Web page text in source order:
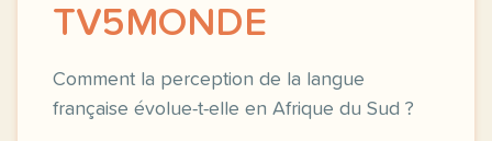
TV5MONDE
Comment la perception de la langue
française évolue-t-elle en Afrique du Sud ?